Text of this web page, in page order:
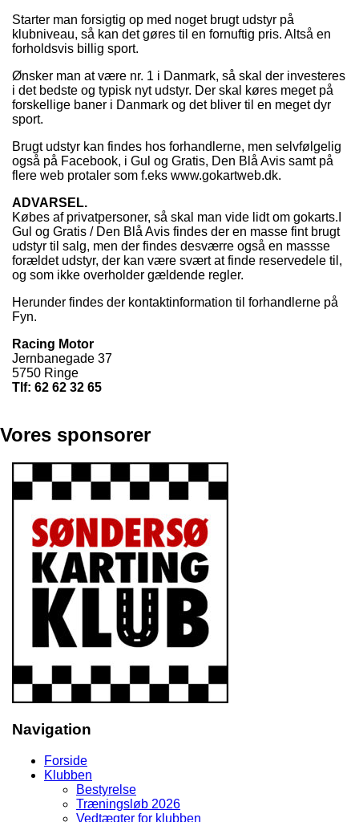
Starter man forsigtig op med noget brugt udstyr på
klubniveau, så kan det gøres til en fornuftig pris. Altså en
forholdsvis billig sport.
Ønsker man at være nr. 1 i Danmark, så skal der investeres
i det bedste og typisk nyt udstyr. Der skal køres meget på
forskellige baner i Danmark og det bliver til en meget dyr
sport.
Brugt udstyr kan findes hos forhandlerne, men selvfølgelig
også på Facebook, i Gul og Gratis, Den Blå Avis samt på
flere web protaler som f.eks www.gokartweb.dk.
ADVARSEL.
Købes af privatpersoner, så skal man vide lidt om gokarts.I
Gul og Gratis / Den Blå Avis findes der en masse fint brugt
udstyr til salg, men der findes desværre også en massse
forældet udstyr, der kan være svært at finde reservedele til,
og som ikke overholder gældende regler.
Herunder findes der kontaktinformation til forhandlerne på
Fyn.
Racing Motor
Jernbanegade 37
5750 Ringe
Tlf: 62 62 32 65
Vores sponsorer
Navigation
Forside
Klubben
Bestyrelse
Træningsløb 2026
Vedtægter for klubben